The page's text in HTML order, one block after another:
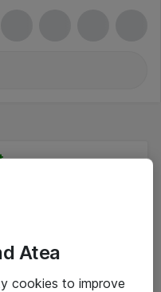
Atea
cookies to improve